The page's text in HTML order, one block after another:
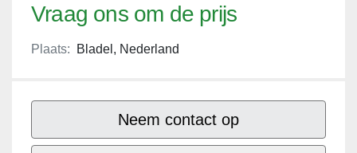
Vraag ons om de prijs
Plaats: Bladel, Nederland
Neem contact op